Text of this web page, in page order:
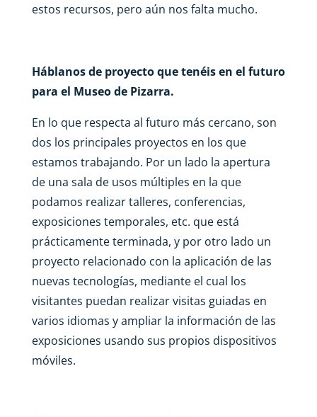
estos recursos, pero aún nos falta mucho.
Háblanos de proyecto que tenéis en el futuro
para el Museo de Pizarra.
En lo que respecta al futuro más cercano, son
dos los principales proyectos en los que
estamos trabajando. Por un lado la apertura
de una sala de usos múltiples en la que
podamos realizar talleres, conferencias,
exposiciones temporales, etc. que está
prácticamente terminada, y por otro lado un
proyecto relacionado con la aplicación de las
nuevas tecnologías, mediante el cual los
visitantes puedan realizar visitas guiadas en
varios idiomas y ampliar la información de las
exposiciones usando sus propios dispositivos
móviles.